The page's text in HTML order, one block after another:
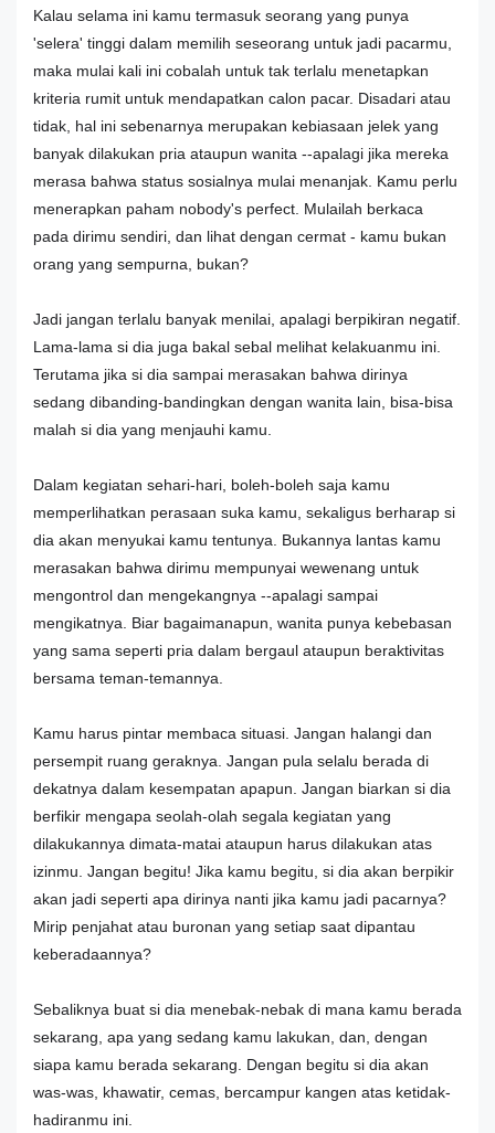
Kalau selama ini kamu termasuk seorang yang punya
'selera' tinggi dalam memilih seseorang untuk jadi pacarmu,
maka mulai kali ini cobalah untuk tak terlalu menetapkan
kriteria rumit untuk mendapatkan calon pacar. Disadari atau
tidak, hal ini sebenarnya merupakan kebiasaan jelek yang
banyak dilakukan pria ataupun wanita --apalagi jika mereka
merasa bahwa status sosialnya mulai menanjak. Kamu perlu
menerapkan paham nobody's perfect. Mulailah berkaca
pada dirimu sendiri, dan lihat dengan cermat - kamu bukan
orang yang sempurna, bukan?
Jadi jangan terlalu banyak menilai, apalagi berpikiran negatif.
Lama-lama si dia juga bakal sebal melihat kelakuanmu ini.
Terutama jika si dia sampai merasakan bahwa dirinya
sedang dibanding-bandingkan dengan wanita lain, bisa-bisa
malah si dia yang menjauhi kamu.
Dalam kegiatan sehari-hari, boleh-boleh saja kamu
memperlihatkan perasaan suka kamu, sekaligus berharap si
dia akan menyukai kamu tentunya. Bukannya lantas kamu
merasakan bahwa dirimu mempunyai wewenang untuk
mengontrol dan mengekangnya --apalagi sampai
mengikatnya. Biar bagaimanapun, wanita punya kebebasan
yang sama seperti pria dalam bergaul ataupun beraktivitas
bersama teman-temannya.
Kamu harus pintar membaca situasi. Jangan halangi dan
persempit ruang geraknya. Jangan pula selalu berada di
dekatnya dalam kesempatan apapun. Jangan biarkan si dia
berfikir mengapa seolah-olah segala kegiatan yang
dilakukannya dimata-matai ataupun harus dilakukan atas
izinmu. Jangan begitu! Jika kamu begitu, si dia akan berpikir
akan jadi seperti apa dirinya nanti jika kamu jadi pacarnya?
Mirip penjahat atau buronan yang setiap saat dipantau
keberadaannya?
Sebaliknya buat si dia menebak-nebak di mana kamu berada
sekarang, apa yang sedang kamu lakukan, dan, dengan
siapa kamu berada sekarang. Dengan begitu si dia akan
was-was, khawatir, cemas, bercampur kangen atas ketidak-
hadiranmu ini.